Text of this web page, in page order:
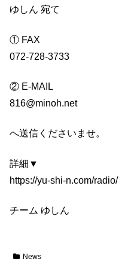
ゆしん 宛て
① FAX
072-728-3733
② E-MAIL
816@minoh.net
へ送信くださいませ。
詳細▼
https://yu-shi-n.com/radio/
チーム ゆしん
News